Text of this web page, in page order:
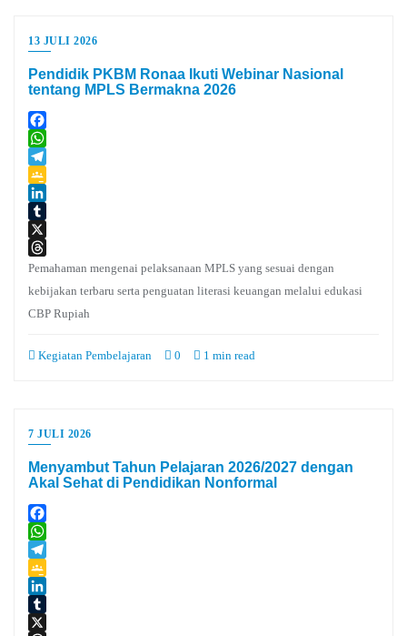
13 JULI 2026
Pendidik PKBM Ronaa Ikuti Webinar Nasional
tentang MPLS Bermakna 2026
Facebook
WhatsApp
Telegram
Google
Classroom
LinkedIn
Tumblr
X
Threads
Pemahaman mengenai pelaksanaan MPLS yang sesuai dengan
kebijakan terbaru serta penguatan literasi keuangan melalui edukasi
CBP Rupiah
Kegiatan Pembelajaran 0 1 min read
7 JULI 2026
Menyambut Tahun Pelajaran 2026/2027 dengan
Akal Sehat di Pendidikan Nonformal
Facebook
WhatsApp
Telegram
Google
Classroom
LinkedIn
Tumblr